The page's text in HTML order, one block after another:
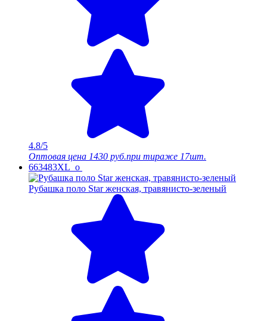
4.8/5
Оптовая цена 1430 руб.при тираже 17шт.
663483XL_o
Рубашка поло Star женская, травянисто-зеленый